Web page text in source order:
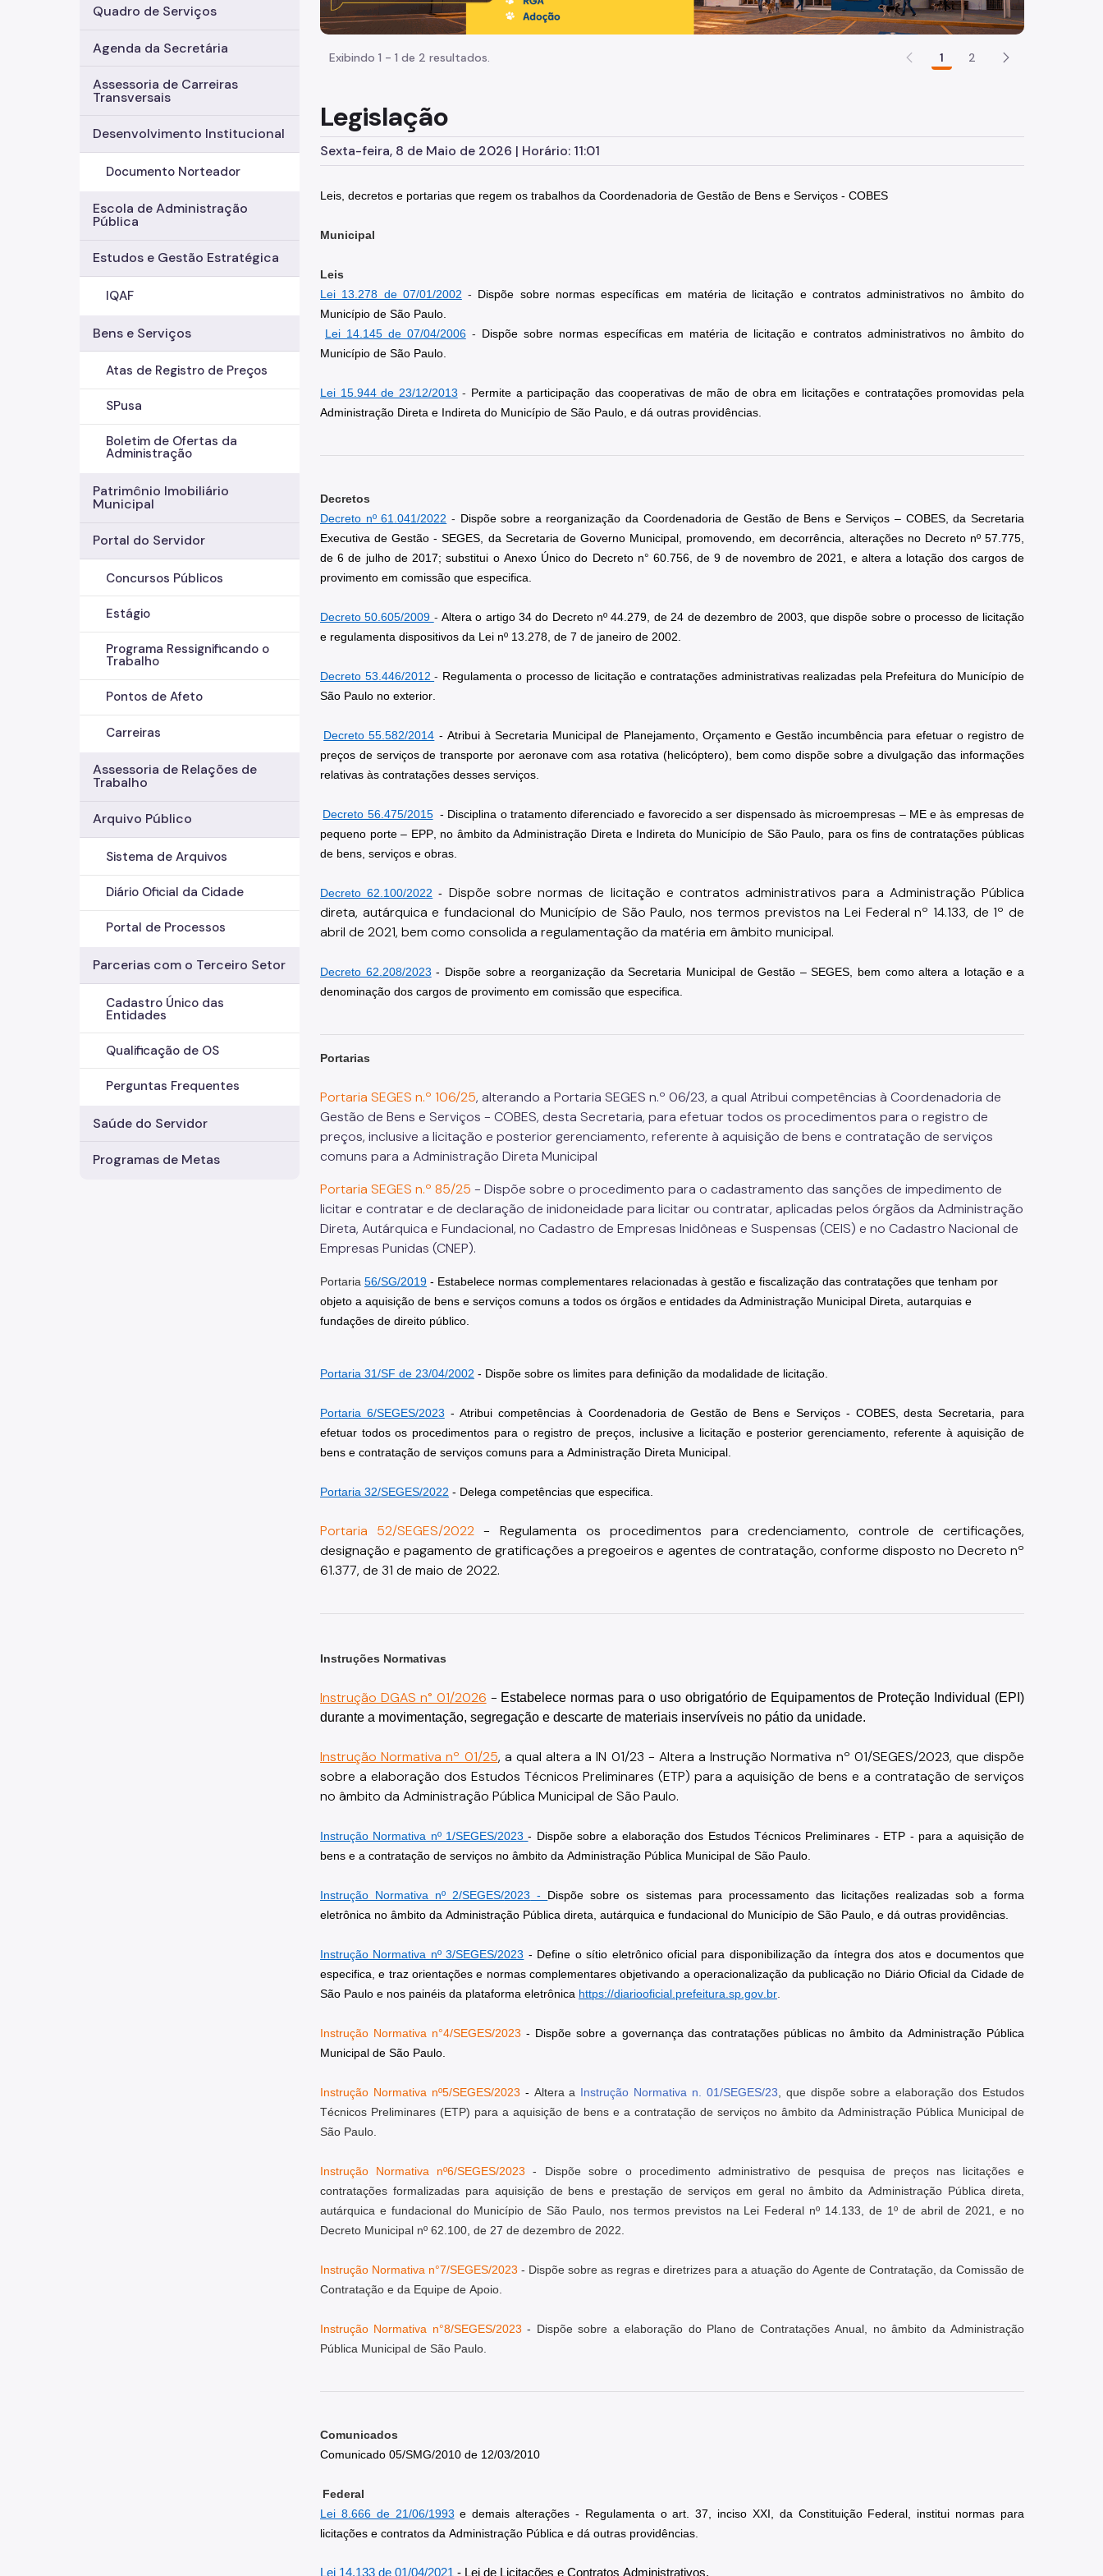
Quadro de Serviços
Agenda da Secretária
Assessoria de Carreiras
Transversais
Desenvolvimento Institucional
Documento Norteador
Escola de Administração
Pública
Estudos e Gestão Estratégica
IQAF
Bens e Serviços
Atas de Registro de Preços
SPusa
Boletim de Ofertas da
Administração
Patrimônio Imobiliário
Municipal
Portal do Servidor
Concursos Públicos
Estágio
Programa Ressignificando o
Trabalho
Pontos de Afeto
Carreiras
Assessoria de Relações de
Trabalho
Arquivo Público
Sistema de Arquivos
Diário Oficial da Cidade
Portal de Processos
Parcerias com o Terceiro Setor
Cadastro Único das
Entidades
Qualificação de OS
Perguntas Frequentes
Saúde do Servidor
Programas de Metas
Exibindo 1 - 1 de 2 resultados. 1 2
Legislação
Sexta-feira, 8 de Maio de 2026 | Horário: 11:01
Leis, decretos e portarias que regem os trabalhos da Coordenadoria de Gestão de Bens e Serviços - COBES
Municipal
Leis
Lei 13.278 de 07/01/2002 - Dispõe sobre normas específicas em matéria de licitação e contratos administrativos no âmbito do
Município de São Paulo.
Lei 14.145 de 07/04/2006 - Dispõe sobre normas específicas em matéria de licitação e contratos administrativos no âmbito do
Município de São Paulo.
Lei 15.944 de 23/12/2013 - Permite a participação das cooperativas de mão de obra em licitações e contratações promovidas pela
Administração Direta e Indireta do Município de São Paulo, e dá outras providências.
Decretos
Decreto nº 61.041/2022 - Dispõe sobre a reorganização da Coordenadoria de Gestão de Bens e Serviços – COBES, da Secretaria
Executiva de Gestão - SEGES, da Secretaria de Governo Municipal, promovendo, em decorrência, alterações no Decreto nº 57.775,
de 6 de julho de 2017; substitui o Anexo Único do Decreto n° 60.756, de 9 de novembro de 2021, e altera a lotação dos cargos de
provimento em comissão que especifica
Decreto 50.605/2009 - Altera o artigo 34 do Decreto nº 44.279, de 24 de dezembro de 2003, que dispõe sobre o processo de licitação
e regulamenta dispositivos da Lei nº 13.278, de 7 de janeiro de 2002.
Decreto 53.446/2012 - Regulamenta o processo de licitação e contratações administrativas realizadas pela Prefeitura do Município de
São Paulo no exterior.
Decreto 55.582/2014 - Atribui à Secretaria Municipal de Planejamento, Orçamento e Gestão incumbência para efetuar o registro de
preços de serviços de transporte por aeronave com asa rotativa (helicóptero), bem como dispõe sobre a divulgação das informações
relativas às contratações desses serviços.
Decreto 56.475/2015 - Disciplina o tratamento diferenciado e favorecido a ser dispensado às microempresas – ME e às empresas de
pequeno porte – EPP, no âmbito da Administração Direta e Indireta do Município de São Paulo, para os fins de contratações públicas
de bens, serviços e obras.
Decreto 62.100/2022 - Dispõe sobre normas de licitação e contratos administrativos para a Administração Pública
direta, autárquica e fundacional do Município de São Paulo, nos termos previstos na Lei Federal nº 14.133, de 1º de
abril de 2021, bem como consolida a regulamentação da matéria em âmbito municipal.
Decreto 62.208/2023 - Dispõe sobre a reorganização da Secretaria Municipal de Gestão – SEGES, bem como altera a lotação e a
denominação dos cargos de provimento em comissão que especifica.
Portarias
Portaria SEGES n.º 106/25, alterando a Portaria SEGES n.º 06/23, a qual Atribui competências à Coordenadoria de
Gestão de Bens e Serviços - COBES, desta Secretaria, para efetuar todos os procedimentos para o registro de
preços, inclusive a licitação e posterior gerenciamento, referente à aquisição de bens e contratação de serviços
comuns para a Administração Direta Municipal
Portaria SEGES n.º 85/25 - Dispõe sobre o procedimento para o cadastramento das sanções de impedimento de
licitar e contratar e de declaração de inidoneidade para licitar ou contratar, aplicadas pelos órgãos da Administração
Direta, Autárquica e Fundacional, no Cadastro de Empresas Inidôneas e Suspensas (CEIS) e no Cadastro Nacional de
Empresas Punidas (CNEP).
Portaria 56/SG/2019 - Estabelece normas complementares relacionadas à gestão e fiscalização das contratações que tenham por
objeto a aquisição de bens e serviços comuns a todos os órgãos e entidades da Administração Municipal Direta, autarquias e
fundações de direito público.
Portaria 31/SF de 23/04/2002 - Dispõe sobre os limites para definição da modalidade de licitação.
Portaria 6/SEGES/2023 - Atribui competências à Coordenadoria de Gestão de Bens e Serviços - COBES, desta Secretaria, para
efetuar todos os procedimentos para o registro de preços, inclusive a licitação e posterior gerenciamento, referente à aquisição de
bens e contratação de serviços comuns para a Administração Direta Municipal.
Portaria 32/SEGES/2022 - Delega competências que especifica.
Portaria 52/SEGES/2022 - Regulamenta os procedimentos para credenciamento, controle de certificações,
designação e pagamento de gratificações a pregoeiros e agentes de contratação, conforme disposto no Decreto nº
61.377, de 31 de maio de 2022.
Instruções Normativas
Instrução DGAS n° 01/2026 - Estabelece normas para o uso obrigatório de Equipamentos de Proteção Individual (EPI)
durante a movimentação, segregação e descarte de materiais inservíveis no pátio da unidade.
Instrução Normativa nº 01/25, a qual altera a IN 01/23 - Altera a Instrução Normativa nº 01/SEGES/2023, que dispõe
sobre a elaboração dos Estudos Técnicos Preliminares (ETP) para a aquisição de bens e a contratação de serviços
no âmbito da Administração Pública Municipal de São Paulo.
Instrução Normativa nº 1/SEGES/2023 - Dispõe sobre a elaboração dos Estudos Técnicos Preliminares - ETP - para a aquisição de
bens e a contratação de serviços no âmbito da Administração Pública Municipal de São Paulo.
Instrução Normativa nº 2/SEGES/2023 - Dispõe sobre os sistemas para processamento das licitações realizadas sob a forma
eletrônica no âmbito da Administração Pública direta, autárquica e fundacional do Município de São Paulo, e dá outras providências.
Instrução Normativa nº 3/SEGES/2023 - Define o sítio eletrônico oficial para disponibilização da íntegra dos atos e documentos que
especifica, e traz orientações e normas complementares objetivando a operacionalização da publicação no Diário Oficial da Cidade de
São Paulo e nos painéis da plataforma eletrônica https://diariooficial.prefeitura.sp.gov.br
Instrução Normativa n°4/SEGES/2023 - Dispõe sobre a governança das contratações públicas no âmbito da Administração Pública
Municipal de São Paulo.
Instrução Normativa nº5/SEGES/2023 - Altera a Instrução Normativa n. 01/SEGES/23 , que dispõe sobre a elaboração dos Estudos
Técnicos Preliminares (ETP) para a aquisição de bens e a contratação de serviços no âmbito da Administração Pública Municipal de
São Paulo.
Instrução Normativa nº6/SEGES/2023 - Dispõe sobre o procedimento administrativo de pesquisa de preços nas licitações e
contratações formalizadas para aquisição de bens e prestação de serviços em geral no âmbito da Administração Pública direta,
autárquica e fundacional do Município de São Paulo, nos termos previstos na Lei Federal nº 14.133, de 1º de abril de 2021, e no
Decreto Municipal nº 62.100, de 27 de dezembro de 2022.
Instrução Normativa n°7/SEGES/2023 - Dispõe sobre as regras e diretrizes para a atuação do Agente de Contratação, da Comissão de
Contratação e da Equipe de Apoio.
Instrução Normativa n°8/SEGES/2023 - Dispõe sobre a elaboração do Plano de Contratações Anual, no âmbito da Administração
Pública Municipal de São Paulo.
Comunicados
Comunicado 05/SMG/2010 de 12/03/2010
Federal
Lei 8.666 de 21/06/1993 e demais alterações - Regulamenta o art. 37, inciso XXI, da Constituição Federal, institui normas para
licitações e contratos da Administração Pública e dá outras providências.
Lei 14.133 de 01/04/2021 - Lei de Licitações e Contratos Administrativos.